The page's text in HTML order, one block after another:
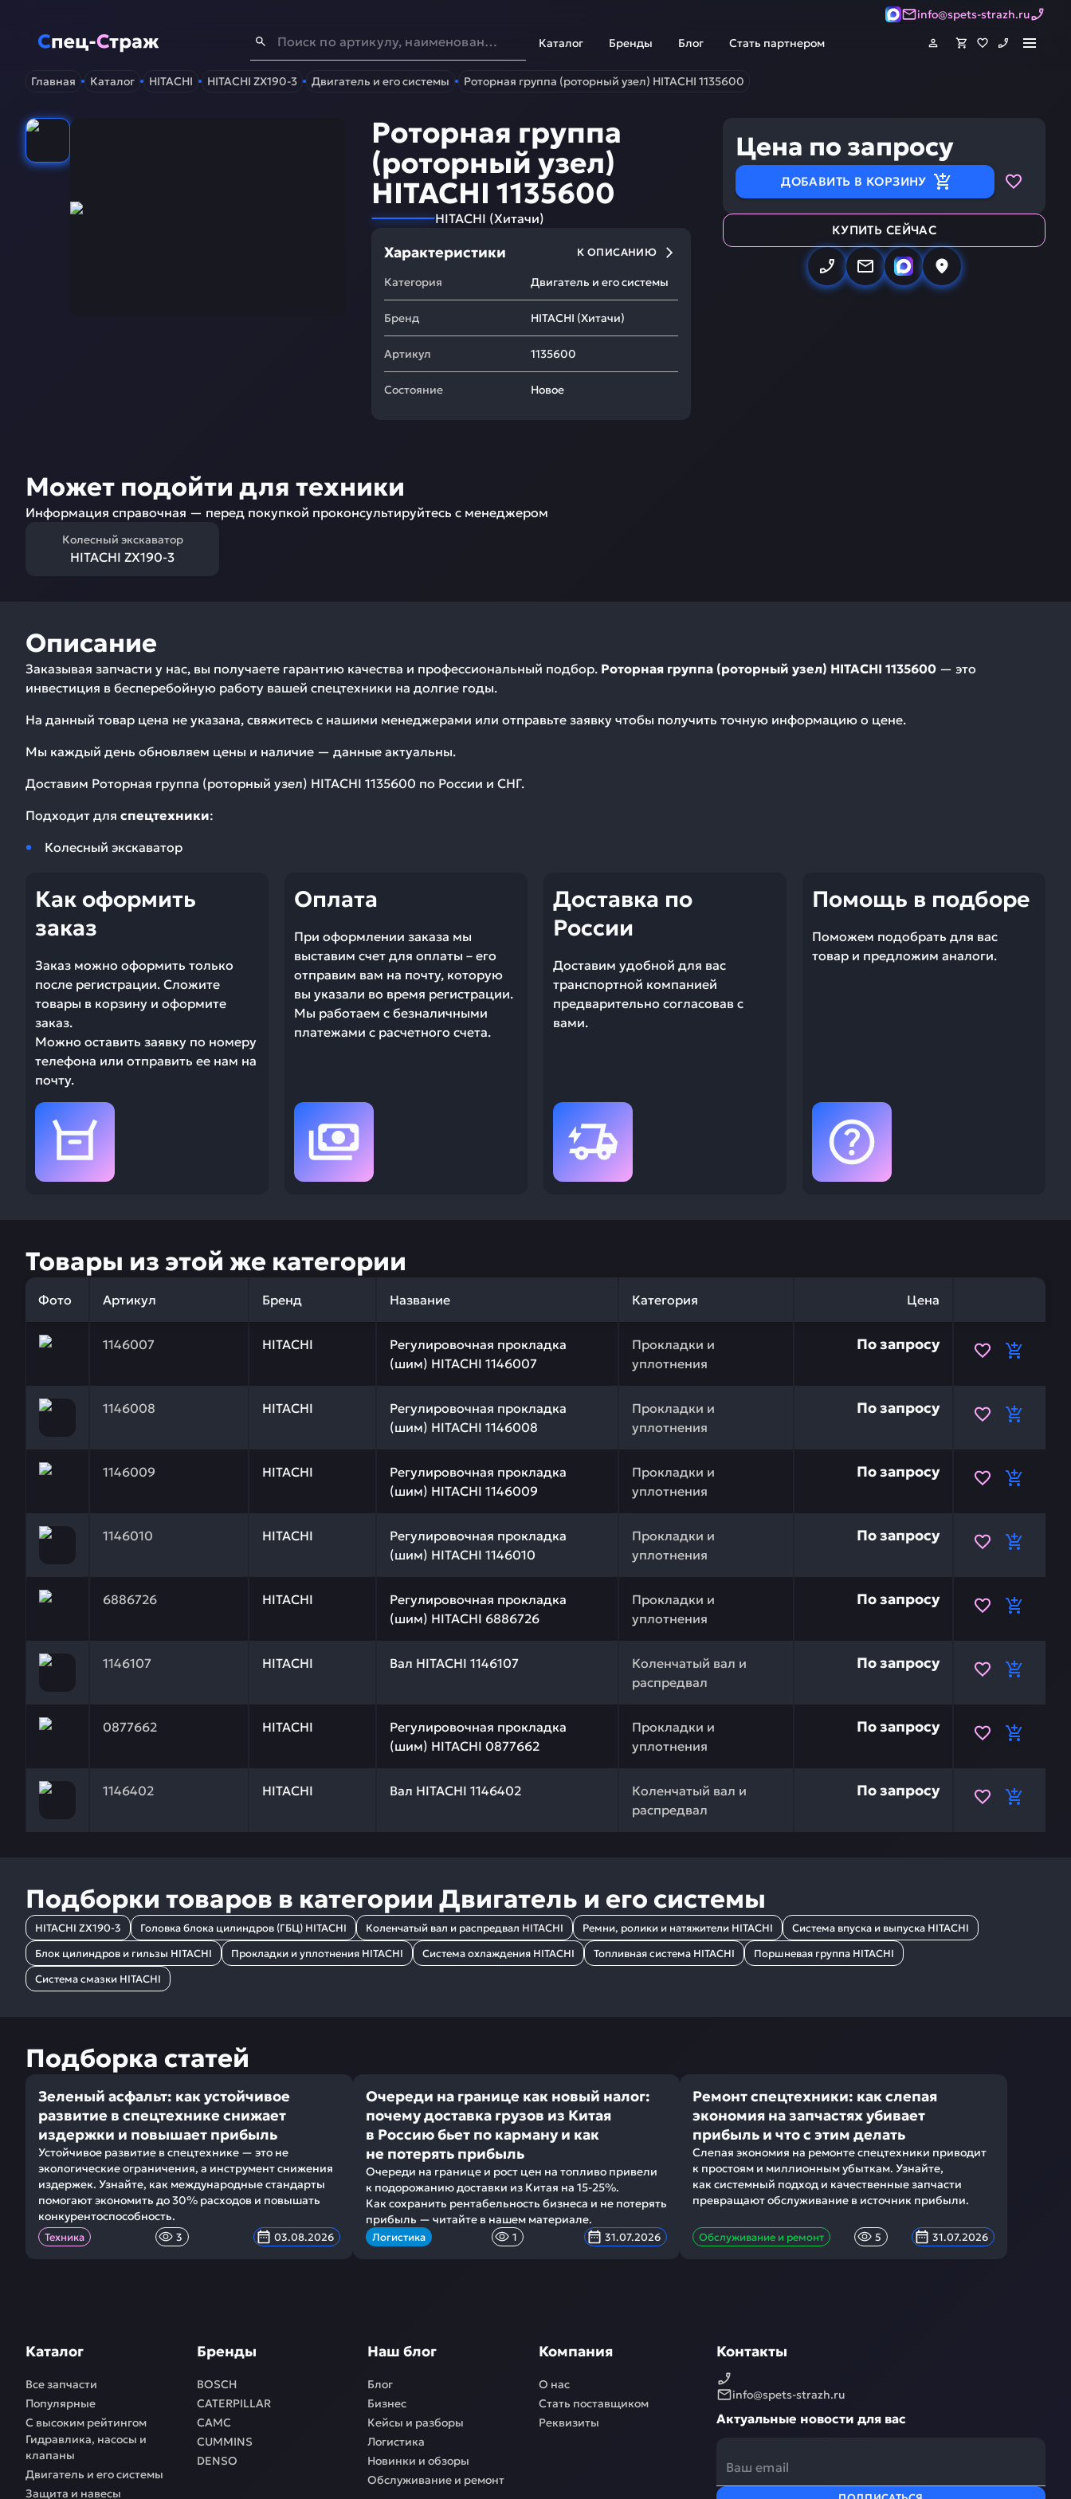
info@spets-strazh.ru
Спец-Страж - Запчасти для спецтехники
Каталог Бренды Блог Стать партнером
Главная Каталог HITACHI HITACHI ZX190-3 Двигатель и его системы Роторная группа (роторный узел) HITACHI 1135600
Роторная группа
(роторный узел)
HITACHI 1135600
HITACHI (Хитачи)
Характеристики К ОПИСАНИЮ
Категория Двигатель и его системы
Бренд HITACHI (Хитачи)
Артикул 1135600
Состояние Новое
Цена по запросу
ДОБАВИТЬ В КОРЗИНУ
КУПИТЬ СЕЙЧАС
Может подойти для техники
Информация справочная — перед покупкой проконсультируйтесь с менеджером
Колесный экскаватор
HITACHI ZX190-3
Описание
Заказывая запчасти у нас, вы получаете гарантию качества и профессиональный подбор. Роторная группа (роторный узел) HITACHI 1135600 — это
инвестиция в бесперебойную работу вашей спецтехники на долгие годы.
На данный товар цена не указана, свяжитесь с нашими менеджерами или отправьте заявку чтобы получить точную информацию о цене.
Мы каждый день обновляем цены и наличие — данные актуальны.
Доставим Роторная группа (роторный узел) HITACHI 1135600 по России и СНГ.
Подходит для спецтехники:
Колесный экскаватор
Как оформить
заказ
Заказ можно оформить только
после регистрации. Сложите
товары в корзину и оформите
заказ.
Можно оставить заявку по номеру
телефона или отправить ее нам на
почту.
Оплата
При оформлении заказа мы
выставим счет для оплаты – его
отправим вам на почту, которую
вы указали во время регистрации.
Мы работаем с безналичными
платежами с расчетного счета.
Доставка по
России
Доставим удобной для вас
транспортной компанией
предварительно согласовав с
вами.
Помощь в подборе
Поможем подобрать для вас
товар и предложим аналоги.
Товары из этой же категории
Фото Артикул Бренд Название Категория Цена
1146007 HITACHI
Регулировочная прокладка
(шим) HITACHI 1146007
Прокладки и
уплотнения
Заказывая запчасти у нас, вы получаете гарантию качества и профессиональный подбор. Регулировочная прокладка (шим) HITACHI 1146007 — это
По запросу
1146008 HITACHI
Регулировочная прокладка
(шим) HITACHI 1146008
Прокладки и
уплотнения
Заказывая запчасти у нас, вы получаете гарантию качества и профессиональный подбор. Регулировочная прокладка (шим) HITACHI 1146008 — это
По запросу
1146009 HITACHI
Регулировочная прокладка
(шим) HITACHI 1146009
Прокладки и
уплотнения
Заказывая запчасти у нас, вы получаете гарантию качества и профессиональный подбор. Регулировочная прокладка (шим) HITACHI 1146009 — это
По запросу
1146010 HITACHI
Регулировочная прокладка
(шим) HITACHI 1146010
Прокладки и
уплотнения
Заказывая запчасти у нас, вы получаете гарантию качества и профессиональный подбор. Регулировочная прокладка (шим) HITACHI 1146010 — это
По запросу
6886726 HITACHI
Регулировочная прокладка
(шим) HITACHI 6886726
Прокладки и
уплотнения
Заказывая запчасти у нас, вы получаете гарантию качества и профессиональный подбор. Регулировочная прокладка (шим) HITACHI 6886726 — это
По запросу
1146107 HITACHI Вал HITACHI 1146107
Коленчатый вал и
распредвал
Заказывая запчасти у нас, вы получаете гарантию качества и профессиональный подбор. Вал HITACHI 1146107 — это инвестиция в бесперебойную работу
По запросу
0877662 HITACHI
Регулировочная прокладка
(шим) HITACHI 0877662
Прокладки и
уплотнения
Заказывая запчасти у нас, вы получаете гарантию качества и профессиональный подбор. Регулировочная прокладка (шим) HITACHI 0877662 — это
По запросу
1146402 HITACHI Вал HITACHI 1146402
Коленчатый вал и
распредвал
Заказывая запчасти у нас, вы получаете гарантию качества и профессиональный подбор. Вал HITACHI 1146402 — это инвестиция в бесперебойную работу
По запросу
Подборки товаров в категории Двигатель и его системы
HITACHI ZX190-3 Головка блока цилиндров (ГБЦ) HITACHI Коленчатый вал и распредвал HITACHI Ремни, ролики и натяжители HITACHI
Система впуска и выпуска HITACHI
Блок цилиндров и гильзы HITACHI
Прокладки и уплотнения HITACHI Система охлаждения HITACHI Топливная система HITACHI
Поршневая группа HITACHI
Система смазки HITACHI
Подборка статей
Зеленый асфальт: как устойчивое
развитие в спецтехнике снижает
издержки и повышает прибыль
Устойчивое развитие в спецтехнике — это не
экологические ограничения, а инструмент снижения
издержек. Узнайте, как международные стандарты
помогают экономить до 30% расходов и повышать
конкурентоспособность.
Техника 3 03.08.2026
Очереди на границе как новый налог:
почему доставка грузов из Китая
в Россию бьет по карману и как
не потерять прибыль
Очереди на границе и рост цен на топливо привели
к подорожанию доставки из Китая на 15-25%.
Как сохранить рентабельность бизнеса и не потерять
прибыль — читайте в нашем материале.
Логистика 1 31.07.2026
Ремонт спецтехники: как слепая
экономия на запчастях убивает
прибыль и что с этим делать
Слепая экономия на ремонте спецтехники приводит
к простоям и миллионным убыткам. Узнайте,
как системный подход и качественные запчасти
превращают обслуживание в источник прибыли.
Обслуживание и ремонт 5 31.07.2026
Каталог
Все запчасти
Популярные
С высоким рейтингом
Гидравлика, насосы и
клапаны
Двигатель и его системы
Защита и навесы
Бренды
BOSCH
CATERPILLAR
CAMC
CUMMINS
DENSO
Наш блог
Блог
Бизнес
Кейсы и разборы
Логистика
Новинки и обзоры
Обслуживание и ремонт
Компания
О нас
Стать поставщиком
Реквизиты
Контакты
info@spets-strazh.ru
Актуальные новости для вас